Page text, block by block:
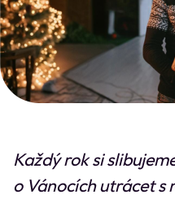
Každý rok si
o Vánocích utrácet s